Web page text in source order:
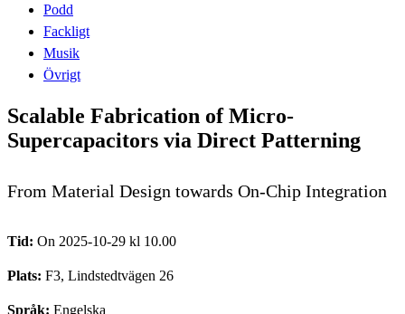
Podd
Fackligt
Musik
Övrigt
Scalable Fabrication of Micro-
Supercapacitors via Direct Patterning
From Material Design towards On-Chip Integration
Tid: On 2025-10-29 kl 10.00
Plats: F3, Lindstedtvägen 26
Språk: Engelska